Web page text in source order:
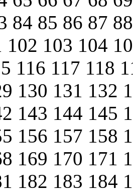
84 85 86 87
102 103 104
116 117 118
130 131 132
143 144 145
156 157 158
169 170 171
182 183 184